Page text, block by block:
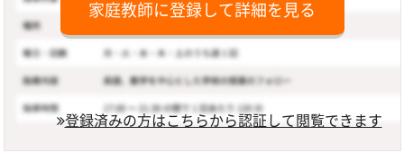
家庭教師に登録して詳細を見る
登録済みの方はこちらから認証して閲覧できます